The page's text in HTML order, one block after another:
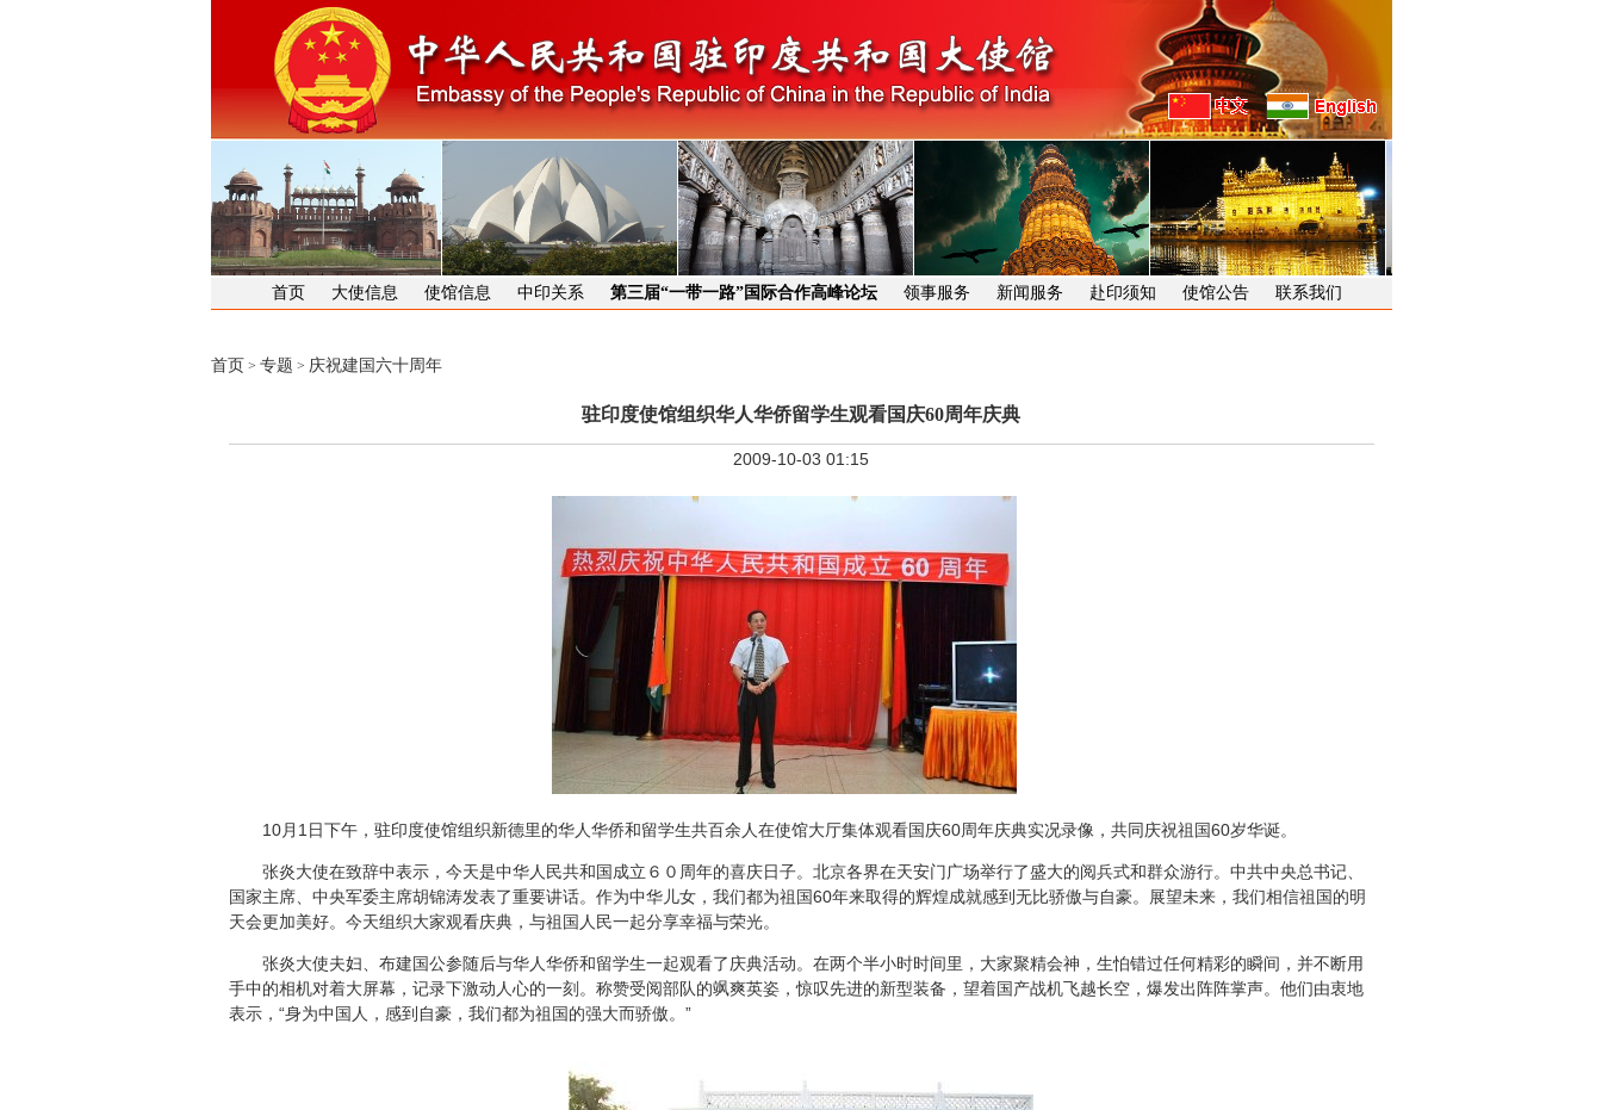
首页 大使信息 使馆信息 中印关系 第三届“一带一路”国际合作高峰论坛 领事服务 新闻服务 赴印须知 使馆公告 联系我们
首页 > 专题 > 庆祝建国六十周年
驻印度使馆组织华人华侨留学生观看国庆60周年庆典
2009-10-03 01:15
10月1日下午，驻印度使馆组织新德里的华人华侨和留学生共百余人在使馆大厅集体观看国庆60周年庆典实况录像，共同庆祝祖国60岁华诞。
张炎大使在致辞中表示，今天是中华人民共和国成立６０周年的喜庆日子。北京各界在天安门广场举行了盛大的阅兵式和群众游行。中共中央总书记、
国家主席、中央军委主席胡锦涛发表了重要讲话。作为中华儿女，我们都为祖国60年来取得的辉煌成就感到无比骄傲与自豪。展望未来，我们相信祖国的明
天会更加美好。今天组织大家观看庆典，与祖国人民一起分享幸福与荣光。
张炎大使夫妇、布建国公参随后与华人华侨和留学生一起观看了庆典活动。在两个半小时时间里，大家聚精会神，生怕错过任何精彩的瞬间，并不断用
手中的相机对着大屏幕，记录下激动人心的一刻。称赞受阅部队的飒爽英姿，惊叹先进的新型装备，望着国产战机飞越长空，爆发出阵阵掌声。他们由衷地
表示，“身为中国人，感到自豪，我们都为祖国的强大而骄傲。”